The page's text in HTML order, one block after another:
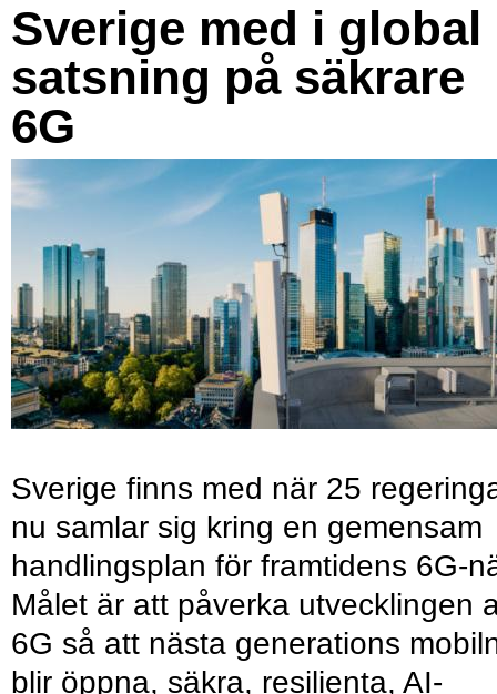
Sverige med i global
satsning på säkrare
6G
Sverige finns med när 25
nu samlar sig kring en gemensam
handlingsplan för framtidens 6G-
Målet är att påverka utvecklingen
6G så att nästa generations
blir öppna, säkra, resilienta, AI-